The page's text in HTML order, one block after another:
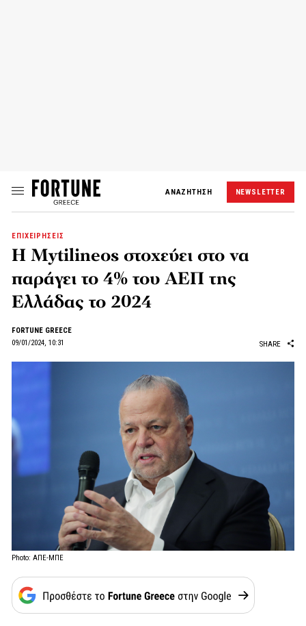
ΑΝΑΖΗΤΗΣΗ NEWSLETTER
ΕΠΙΧΕΙΡΗΣΕΙΣ
Η Mytilineos στοχεύει στο να
παράγει το 4% του ΑΕΠ της
Ελλάδας το 2024
FORTUNE GREECE
09/01/2024, 10:31
SHARE
Photo: ΑΠΕ-ΜΠΕ